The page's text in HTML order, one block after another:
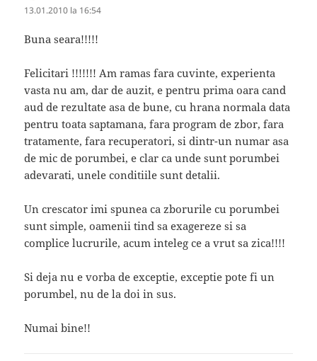
13.01.2010 la 16:54
Buna seara!!!!!
Felicitari !!!!!!! Am ramas fara cuvinte, experienta
vasta nu am, dar de auzit, e pentru prima oara cand
aud de rezultate asa de bune, cu hrana normala data
pentru toata saptamana, fara program de zbor, fara
tratamente, fara recuperatori, si dintr-un numar asa
de mic de porumbei, e clar ca unde sunt porumbei
adevarati, unele conditiile sunt detalii.
Un crescator imi spunea ca zborurile cu porumbei
sunt simple, oamenii tind sa exagereze si sa
complice lucrurile, acum inteleg ce a vrut sa zica!!!!
Si deja nu e vorba de exceptie, exceptie pote fi un
porumbel, nu de la doi in sus.
Numai bine!!